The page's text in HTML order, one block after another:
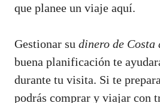
que planee un viaje aquí.
Gestionar su dinero de
buena planificación te
durante tu visita. Si te
podrás comprar y viajar con